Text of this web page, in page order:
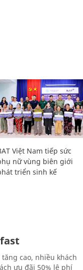
Việt Nam tiếp sức
nữ vùng biên giới
triển sinh kế
cao, nhiều khách
ưu đãi 50% lệ phí